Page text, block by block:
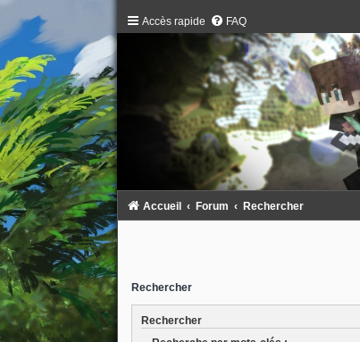
Accès rapide FAQ
Accueil Forum Rechercher
Rechercher
Rechercher